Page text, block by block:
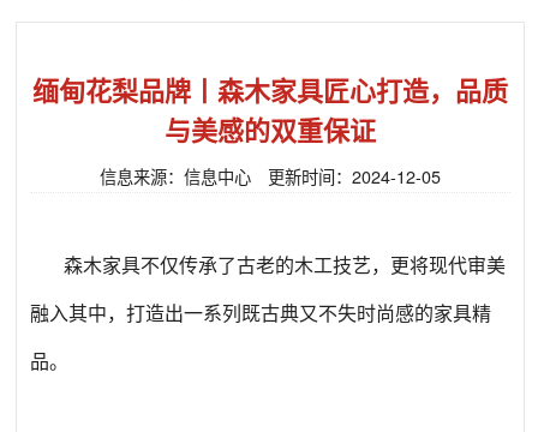
缅甸花梨品牌丨森木家具匠心打造，品质
与美感的双重保证
信息来源：信息中心 更新时间：2024-12-05
森木家具不仅传承了古老的木工技艺，更将现代审美
融入其中，打造出一系列既古典又不失时尚感的家具精
品。